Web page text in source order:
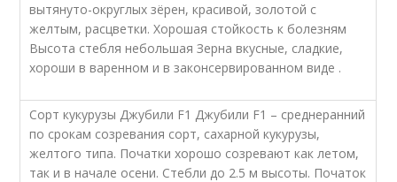
вытянуто-округлых зёрен, красивой, золотой с
желтым, расцветки. Хорошая стойкость к болезням
Высота стебля небольшая Зерна вкусные, сладкие,
хороши в варенном и в законсервированном виде .
Сорт кукурузы Джубили F1 Джубили F1 – среднеранний
по срокам созревания сорт, сахарной кукурузы,
желтого типа. Початки хорошо созревают как летом,
так и в начале осени. Стебли до 2.5 м высоты. Початок